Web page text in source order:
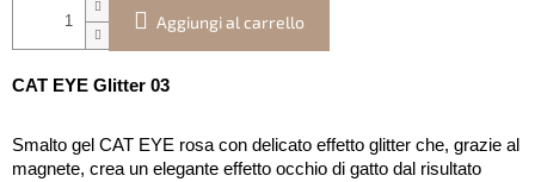
Aggiungi al carrello
CAT EYE Glitter 03
Smalto gel CAT EYE rosa con delicato effetto glitter che, grazie al
magnete, crea un elegante effetto occhio di gatto dal risultato